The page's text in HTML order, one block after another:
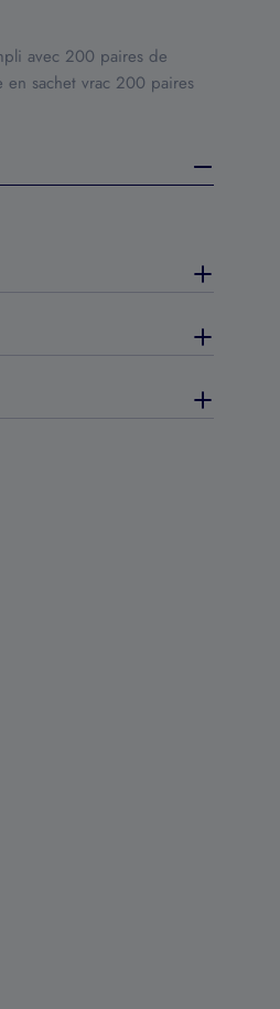
avec 200 paires de
en sachet vrac 200 paires